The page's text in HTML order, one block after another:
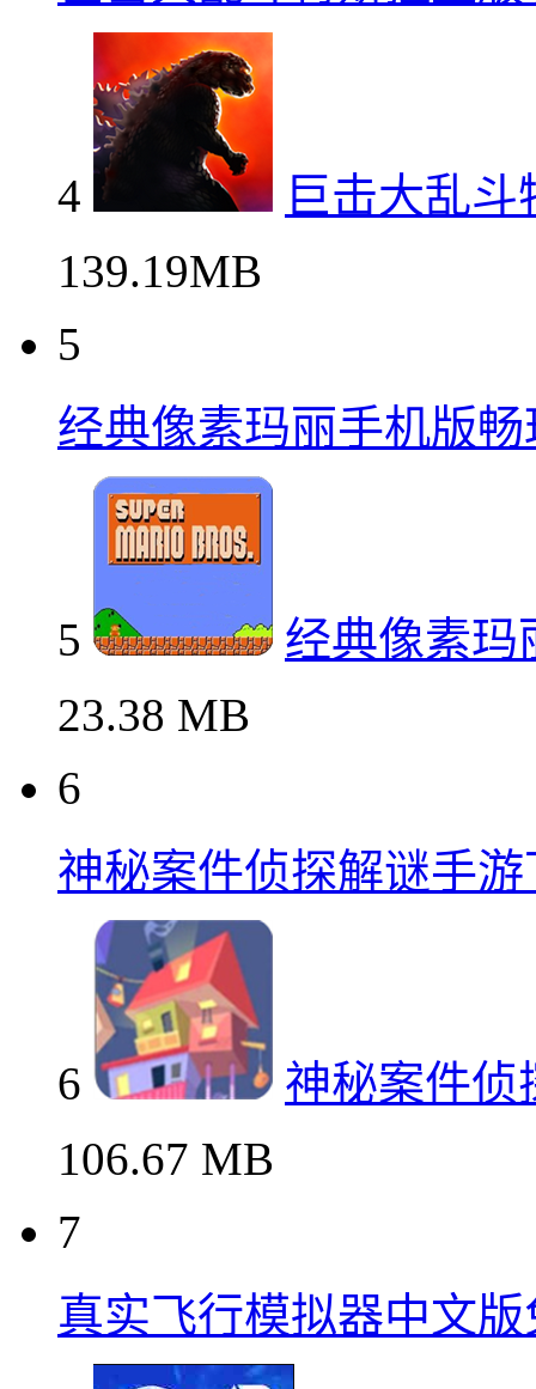
4
巨击大乱
139.19MB
5
经典像素玛丽手机版
5
经典像素玛
23.38 MB
6
神秘案件侦探解谜手游
6
神秘案件侦
106.67 MB
7
真实飞行模拟器中文